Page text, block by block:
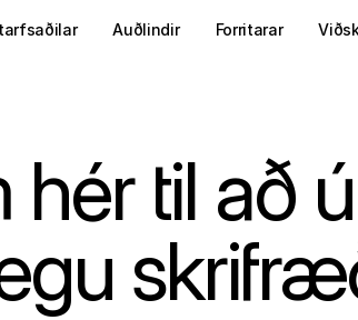
hér til að
Auðlindir Forritarar